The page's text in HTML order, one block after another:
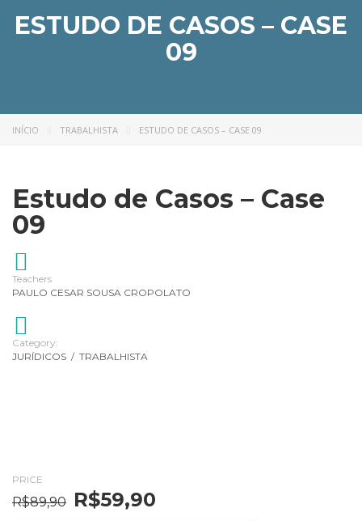
ESTUDO DE CASOS – CASE
09
INÍCIO TRABALHISTA ESTUDO DE CASOS – CASE 09
Estudo de Casos – Case
09
Teachers
PAULO CESAR SOUSA CROPOLATO
Category:
JURÍDICOS / TRABALHISTA
PRICE
R$89,90
O
R$59,90